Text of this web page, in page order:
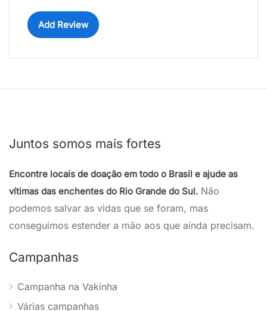
Add Review
Juntos somos mais fortes
Encontre locais de doação em todo o Brasil e ajude as
vítimas das enchentes do Rio Grande do Sul. Não
podemos salvar as vidas que se foram, mas
conseguimos estender a mão aos que ainda precisam.
Campanhas
Campanha na Vakinha
Várias campanhas